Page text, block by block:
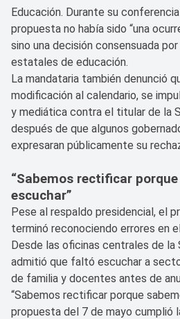
Educación. Durante su
propuesta no había sido “una
sino una decisión consensuada
estatales de educación.
La mandataria también denunció
modificación al calendario, se
y mediática contra el titular de la
después de que algunos
expresaran públicamente su
“Sabemos rectificar
escuchar”
Pese al respaldo presidencial, el
terminó reconociendo errores en
Desde las oficinas centrales de la
admitió que faltó escuchar a
de familia y docentes antes de
“Sabemos rectificar porque
propuesta del 7 de mayo cumplió